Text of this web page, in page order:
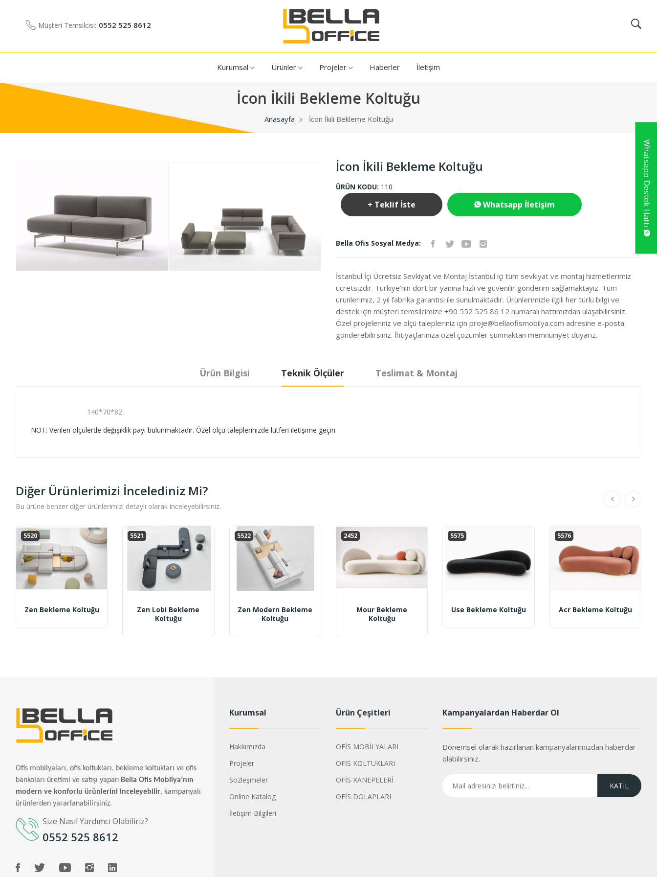
Müşteri Temsilcisi: 0552 525 8612
Kurumsal Ürünler Projeler Haberler İletişim
İcon İkili Bekleme Koltuğu
Anasayfa İcon İkili Bekleme Koltuğu
İcon İkili Bekleme Koltuğu
ÜRÜN KODU: 110
+ Teklif İste Whatsapp İletişim
Bella Ofis Sosyal Medya:
İstanbul İçi Ücretsiz Sevkiyat ve Montaj İstanbul içi tüm sevkiyat ve montaj hizmetlerimiz
ücretsizdir. Türkiye’nin dört bir yanına hızlı ve güvenilir gönderim sağlamaktayız. Tüm
ürünlerimiz, 2 yıl fabrika garantisi ile sunulmaktadır. Ürünlerimizle ilgili her türlü bilgi ve
destek için müşteri temsilcimize +90 552 525 86 12 numaralı hattımızdan ulaşabilirsiniz.
Özel projeleriniz ve ölçü talepleriniz için proje@bellaofismobilya.com adresine e-posta
gönderebilirsiniz. İhtiyaçlarınıza özel çözümler sunmaktan memnuniyet duyarız.
Ürün Bilgisi Teknik Ölçüler Teslimat & Montaj
140*70*82
NOT: Verilen ölçülerde değişiklik payı bulunmaktadır. Özel ölçü taleplerinizde lütfen iletişime geçin.
Diğer Ürünlerimizi İncelediniz Mi?
Bu ürüne benzer diğer ürünlerimizi detaylı olarak inceleyebilirsiniz.
5520
Zen Bekleme Koltuğu
5521
Zen Lobi Bekleme
Koltuğu
5522
Zen Modern Bekleme
Koltuğu
2452
Mour Bekleme
Koltuğu
5575
Use Bekleme Koltuğu
5576
Acr Bekleme Koltuğu
Ofis mobilyaları, ofis koltukları, bekleme koltukları ve ofis
bankoları üretimi ve satışı yapan Bella Ofis Mobilya’nın
modern ve konforlu ürünlerini inceleyebilir, kampanyalı
ürünlerden yararlanabilirsiniz.
Size Nasıl Yardımcı Olabiliriz?
0552 525 8612
Kurumsal
Hakkımızda
Projeler
Sözleşmeler
Online Katalog
İletişim Bilgileri
Ürün Çeşitleri
OFİS MOBİLYALARI
OFİS KOLTUKLARI
OFİS KANEPELERİ
OFİS DOLAPLARI
Kampanyalardan Haberdar Ol
Dönemsel olarak hazırlanan kampanyalarımızdan haberdar
olabilirsiniz.
Whatsapp Destek Hattı